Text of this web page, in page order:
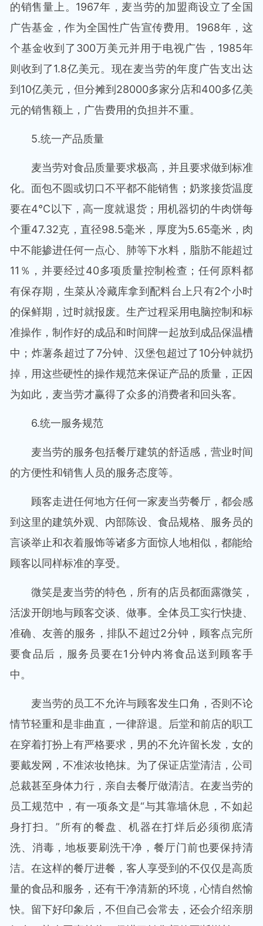
的销售量上。1967年，麦当劳的加盟商设立了全国
广告基金，作为全国性广告宣传费用。1968年，这
个基金收到了300万美元并用于电视广告，1985年
则收到了1.8亿美元。现在麦当劳的年度广告支出达
到10亿美元，但分摊到28000多家分店和400多亿美
元的销售额上，广告费用的负担并不重。
5.统一产品质量
麦当劳对食品质量要求极高，并且要求做到标准
化。面包不圆或切口不平都不能销售；奶浆接货温度
要在4℃以下，高一度就退货；用机器切的牛肉饼每
个重47.32克，直径98.5毫米，厚度为5.65毫米，肉
中不能掺进任何一点心、肺等下水料，脂肪不能超过
11％，并要经过40多项质量控制检查；任何原料都
有保存期，生菜从冷藏库拿到配料台上只有2个小时
的保鲜期，过时就报废。生产过程采用电脑控制和标
准操作，制作好的成品和时间牌一起放到成品保温槽
中；炸薯条超过了7分钟、汉堡包超过了10分钟就扔
掉，用这些硬性的操作规范来保证产品的质量，正因
为如此，麦当劳才赢得了众多的消费者和回头客。
6.统一服务规范
麦当劳的服务包括餐厅建筑的舒适感，营业时间
的方便性和销售人员的服务态度等。
顾客走进任何地方任何一家麦当劳餐厅，都会感
到这里的建筑外观、内部陈设、食品规格、服务员的
言谈举止和衣着服饰等诸多方面惊人地相似，都能给
顾客以同样标准的享受。
微笑是麦当劳的特色，所有的店员都面露微笑，
活泼开朗地与顾客交谈、做事。全体员工实行快捷、
准确、友善的服务，排队不超过2分钟，顾客点完所
要食品后，服务员要在1分钟内将食品送到顾客手
中。
麦当劳的员工不允许与顾客发生口角，否则不论
情节轻重和是非曲直，一律辞退。后堂和前店的职工
在穿着打扮上有严格要求，男的不允许留长发，女的
要戴发网，不准浓妆艳抹。为了保证店堂清洁，公司
总裁甚至身体力行，亲自去餐厅做清洁。在麦当劳的
员工规范中，有一项条文是“与其靠墙休息，不如起
身打扫。”所有的餐盘、机器在打烊后必须彻底清
洗、消毒，地板要刷洗干净，餐厅门前也要保持清
洁。在这样的餐厅进餐，客人享受到的不仅仅是高质
量的食品和服务，还有干净清新的环境，心情自然愉
快。留下好印象后，不但自己会常去，还会介绍亲朋